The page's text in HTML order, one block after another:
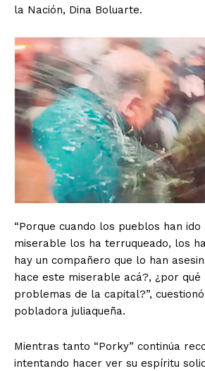
la Nación, Dina Boluarte.
“Porque cuando los pueblos han ido
miserable los ha terruqueado, los
hay un compañero que lo han
hace este miserable acá?, ¿por
problemas de la capital?”,
pobladora juliaqueña.
Mientras tanto “Porky” continúa
intentando hacer ver su espíritu